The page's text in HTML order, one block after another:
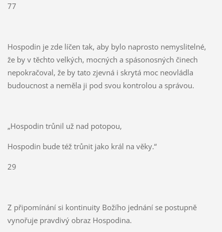
77
Hospodin je zde líčen tak, aby bylo naprosto nemyslitelné,
že by v těchto velkých, mocných a spásonosných činech
nepokračoval, že by tato zjevná i skrytá moc neovládla
budoucnost a neměla ji pod svou kontrolou a správou.
„Hospodin trůnil už nad potopou,
Hospodin bude též trůnit jako král na věky.“
29
Z připomínání si kontinuity Božího jednání se postupně
vynořuje pravdivý obraz Hospodina.